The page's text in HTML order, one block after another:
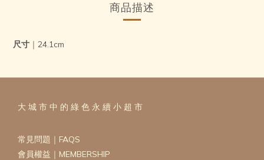
商品描述
尺寸 ｜24.1cm
大 城 市 中 的 綠 色 永 續 小 超 市
常見問題｜FAQS
會員權益｜MEMBERSHIP